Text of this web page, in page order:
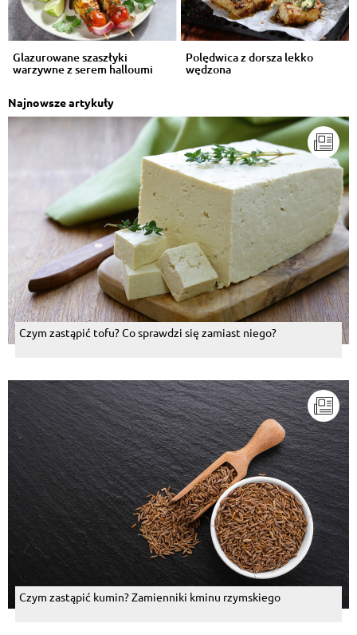
Glazurowane szaszłyki
warzywne z serem halloumi
Polędwica z dorsza lekko
wędzona
Najnowsze artykuły
Czym zastąpić tofu? Co sprawdzi się zamiast niego?
Czym zastąpić kumin? Zamienniki kminu rzymskiego